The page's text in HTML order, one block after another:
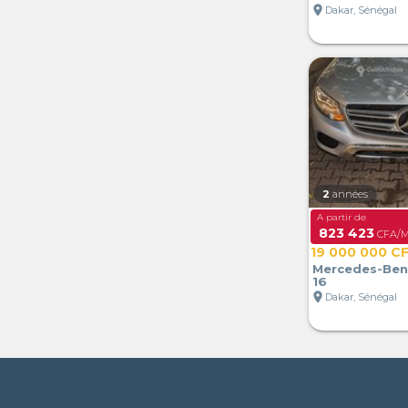
location_on Dakar, Sénégal
2 années
A partir de
823 423 CFA/
19 000 000
Mercedes-
16
location_on Dakar, Sénégal